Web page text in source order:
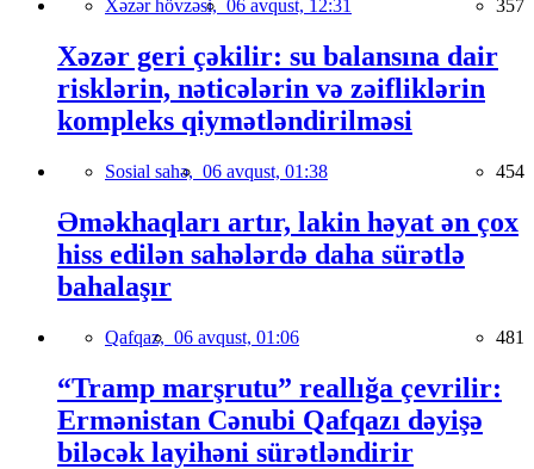
Xəzər hövzəsi, 06 avqust, 12:31 357
Xəzər geri çəkilir: su balansına dair
risklərin, nəticələrin və zəifliklərin
kompleks qiymətləndirilməsi
Sosial sahə, 06 avqust, 01:38 454
Əməkhaqları artır, lakin həyat ən çox
hiss edilən sahələrdə daha sürətlə
bahalaşır
Qafqaz, 06 avqust, 01:06 481
“Tramp marşrutu” reallığa çevrilir:
Ermənistan Cənubi Qafqazı dəyişə
biləcək layihəni sürətləndirir